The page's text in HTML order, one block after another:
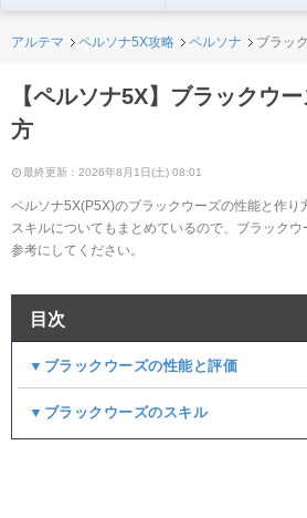
アルテマ ペルソナ5X攻略 ペルソナ ブラッ
【ペルソナ5X】ブラックウ
方
最終更新：2026年8月1日(土) 08:01
ペルソナ5X(P5X)のブラックウーズの性能と作り
スキルについてもまとめているので、ブラック
参考にしてください。
目次
▼ブラックウーズの性能と評価
▼ブラックウーズのスキル